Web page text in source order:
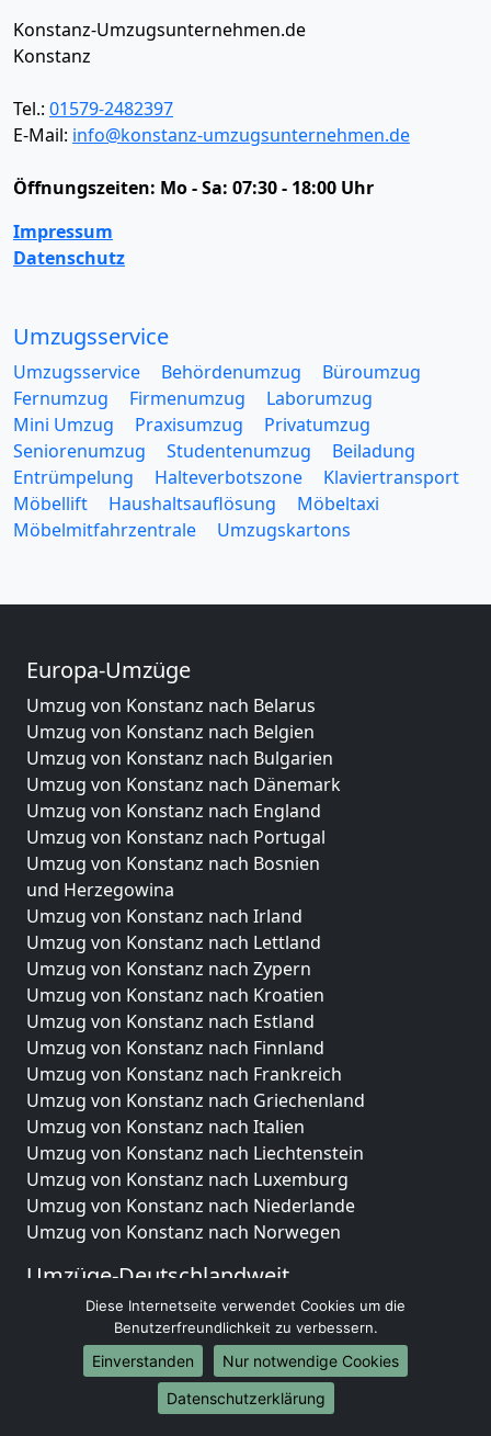
Konstanz-Umzugsunternehmen.de
Konstanz
Tel.: 01579-2482397
E-Mail: info@konstanz-umzugsunternehmen.de
Öffnungszeiten: Mo - Sa: 07:30 - 18:00 Uhr
Impressum
Datenschutz
Umzugsservice
Umzugsservice Behördenumzug
Büroumzug
Fernumzug
Firmenumzug
Laborumzug
Mini Umzug
Praxisumzug
Privatumzug
Seniorenumzug
Studentenumzug
Beiladung
Entrümpelung
Halteverbotszone
Klaviertransport
Möbellift
Haushaltsauflösung
Möbeltaxi
Möbelmitfahrzentrale
Umzugskartons
Europa-Umzüge
Umzug von Konstanz nach Belarus
Umzug von Konstanz nach Belgien
Umzug von Konstanz nach Bulgarien
Umzug von Konstanz nach Dänemark
Umzug von Konstanz nach England
Umzug von Konstanz nach Portugal
Umzug von Konstanz nach Bosnien
und Herzegowina
Umzug von Konstanz nach Irland
Umzug von Konstanz nach Lettland
Umzug von Konstanz nach Zypern
Umzug von Konstanz nach Kroatien
Umzug von Konstanz nach Estland
Umzug von Konstanz nach Finnland
Umzug von Konstanz nach Frankreich
Umzug von Konstanz nach Griechenland
Umzug von Konstanz nach Italien
Umzug von Konstanz nach Liechtenstein
Umzug von Konstanz nach Luxemburg
Umzug von Konstanz nach Niederlande
Umzug von Konstanz nach Norwegen
Umzüge-Deutschlandweit
Umzug von Konstanz nach Berlin
Umzug von Konstanz nach Hamburg
Umzug von Konstanz nach München
Umzug von Konstanz nach Köln
Umzug von Konstanz nach Frankfurt am Main
Diese Internetseite verwendet Cookies um die
Benutzerfreundlichkeit zu verbessern.
Einverstanden
Nur notwendige Cookies
Datenschutzerklärung